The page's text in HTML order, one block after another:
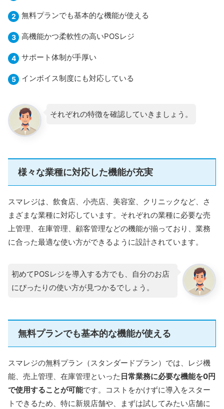
無料プランでも基本的な機能が使える
高機能かつ柔軟性の高いPOSレジ
サポート体制が手厚い
インボイス制度にも対応している
それぞれの特徴を確認していきましょう。
様々な業種に対応した機能が充実
スマレジは、飲食店、小売店、美容室、クリニックなど、さ
まざまな業種に対応しています。それぞれの業種に必要な売
上管理、在庫管理、顧客管理などの機能が揃っており、業務
に合った最適な使い方ができるように設計されています。
初めてPOSレジを導入する方でも、自分のお店
にぴったりの使い方が見つかるでしょう。
無料プランでも基本的な機能が使える
スマレジの無料プラン（スタンダードプラン）では、レジ機
能、売上管理、在庫管理といった 日常業務に必要な機能を0円
で使用することが可能です。コストをかけずに導入をスター
トできるため、特に新規店舗や、まずは試してみたい店舗に